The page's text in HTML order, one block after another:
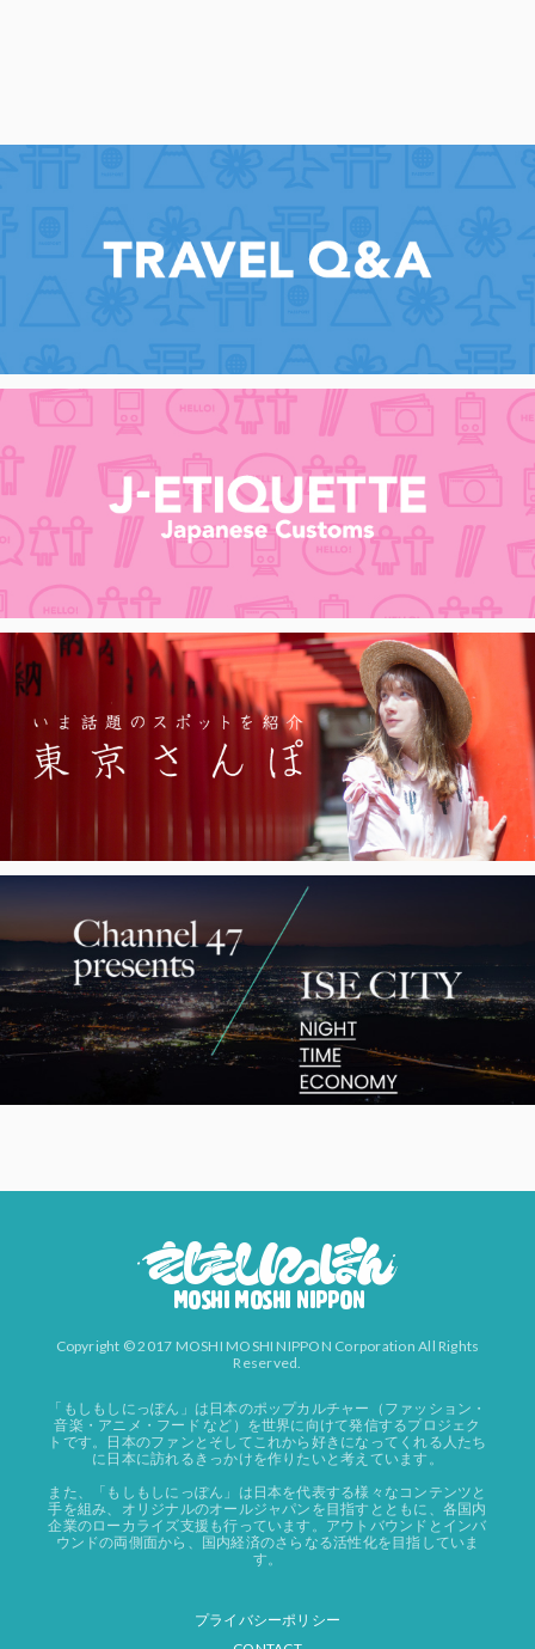
Copyright © 2017 MOSHI MOSHI NIPPON Corporation All Rights
Reserved.
「もしもしにっぽん」は日本のポップカルチャー（ファッション・
音楽・アニメ・フード など）を世界に向けて発信するプロジェク
トです。日本のファンとそしてこれから好きになってくれる人たち
に日本に訪れるきっかけを作りたいと考えています。
また、「もしもしにっぽん」は日本を代表する様々なコンテンツと
手を組み、オリジナルのオールジャパンを目指すとともに、各国内
企業のローカライズ支援も行っています。アウトバウンドとインバ
ウンドの両側面から、国内経済のさらなる活性化を目指していま
す。
プライバシーポリシー